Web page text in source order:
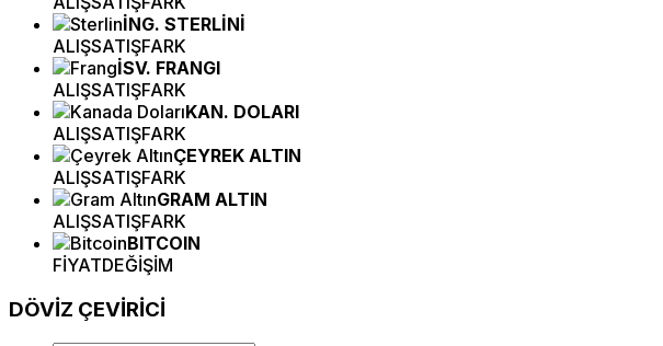
İNG. STERLİNİ
ALIŞSATIŞFARK
İSV. FRANGI
ALIŞSATIŞFARK
KAN. DOLARI
ALIŞSATIŞFARK
ÇEYREK ALTIN
ALIŞSATIŞFARK
GRAM ALTIN
ALIŞSATIŞFARK
BITCOIN
FİYATDEĞİŞİM
DÖVİZ ÇEVİRİCİ